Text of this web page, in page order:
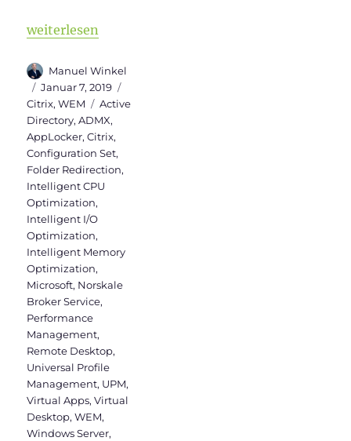
„Workspace Environment Management Version
weiterlesen
Autor
Manuel Winkel
Veröffentlicht
am
Januar 7, 2019
Citrix,WEM Schlagwörter
Active
Directory,ADMX,
AppLocker,Citrix,
Configuration Set,
Folder Redirection,
Intelligent CPU
Optimization,
Intelligent I/O
Optimization,
Intelligent Memory
Optimization,
Microsoft, Norskale
Broker Service,
Performance
Management,
Remote Desktop,
Universal Profile
Management, UPM,
Virtual Apps,Virtual
Desktop,WEM,
Windows Server,